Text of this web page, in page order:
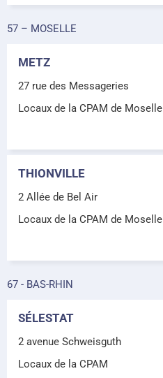
57 – MOSELLE
METZ
27 rue des Messageries
Locaux de la CPAM de Moselle
THIONVILLE
2 Allée de Bel Air
Locaux de la CPAM de Moselle
67 - BAS-RHIN
SÉLESTAT
2 avenue Schweisguth
Locaux de la CPAM